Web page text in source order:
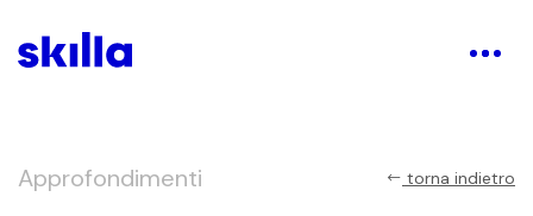
Approfondimenti torna indietro